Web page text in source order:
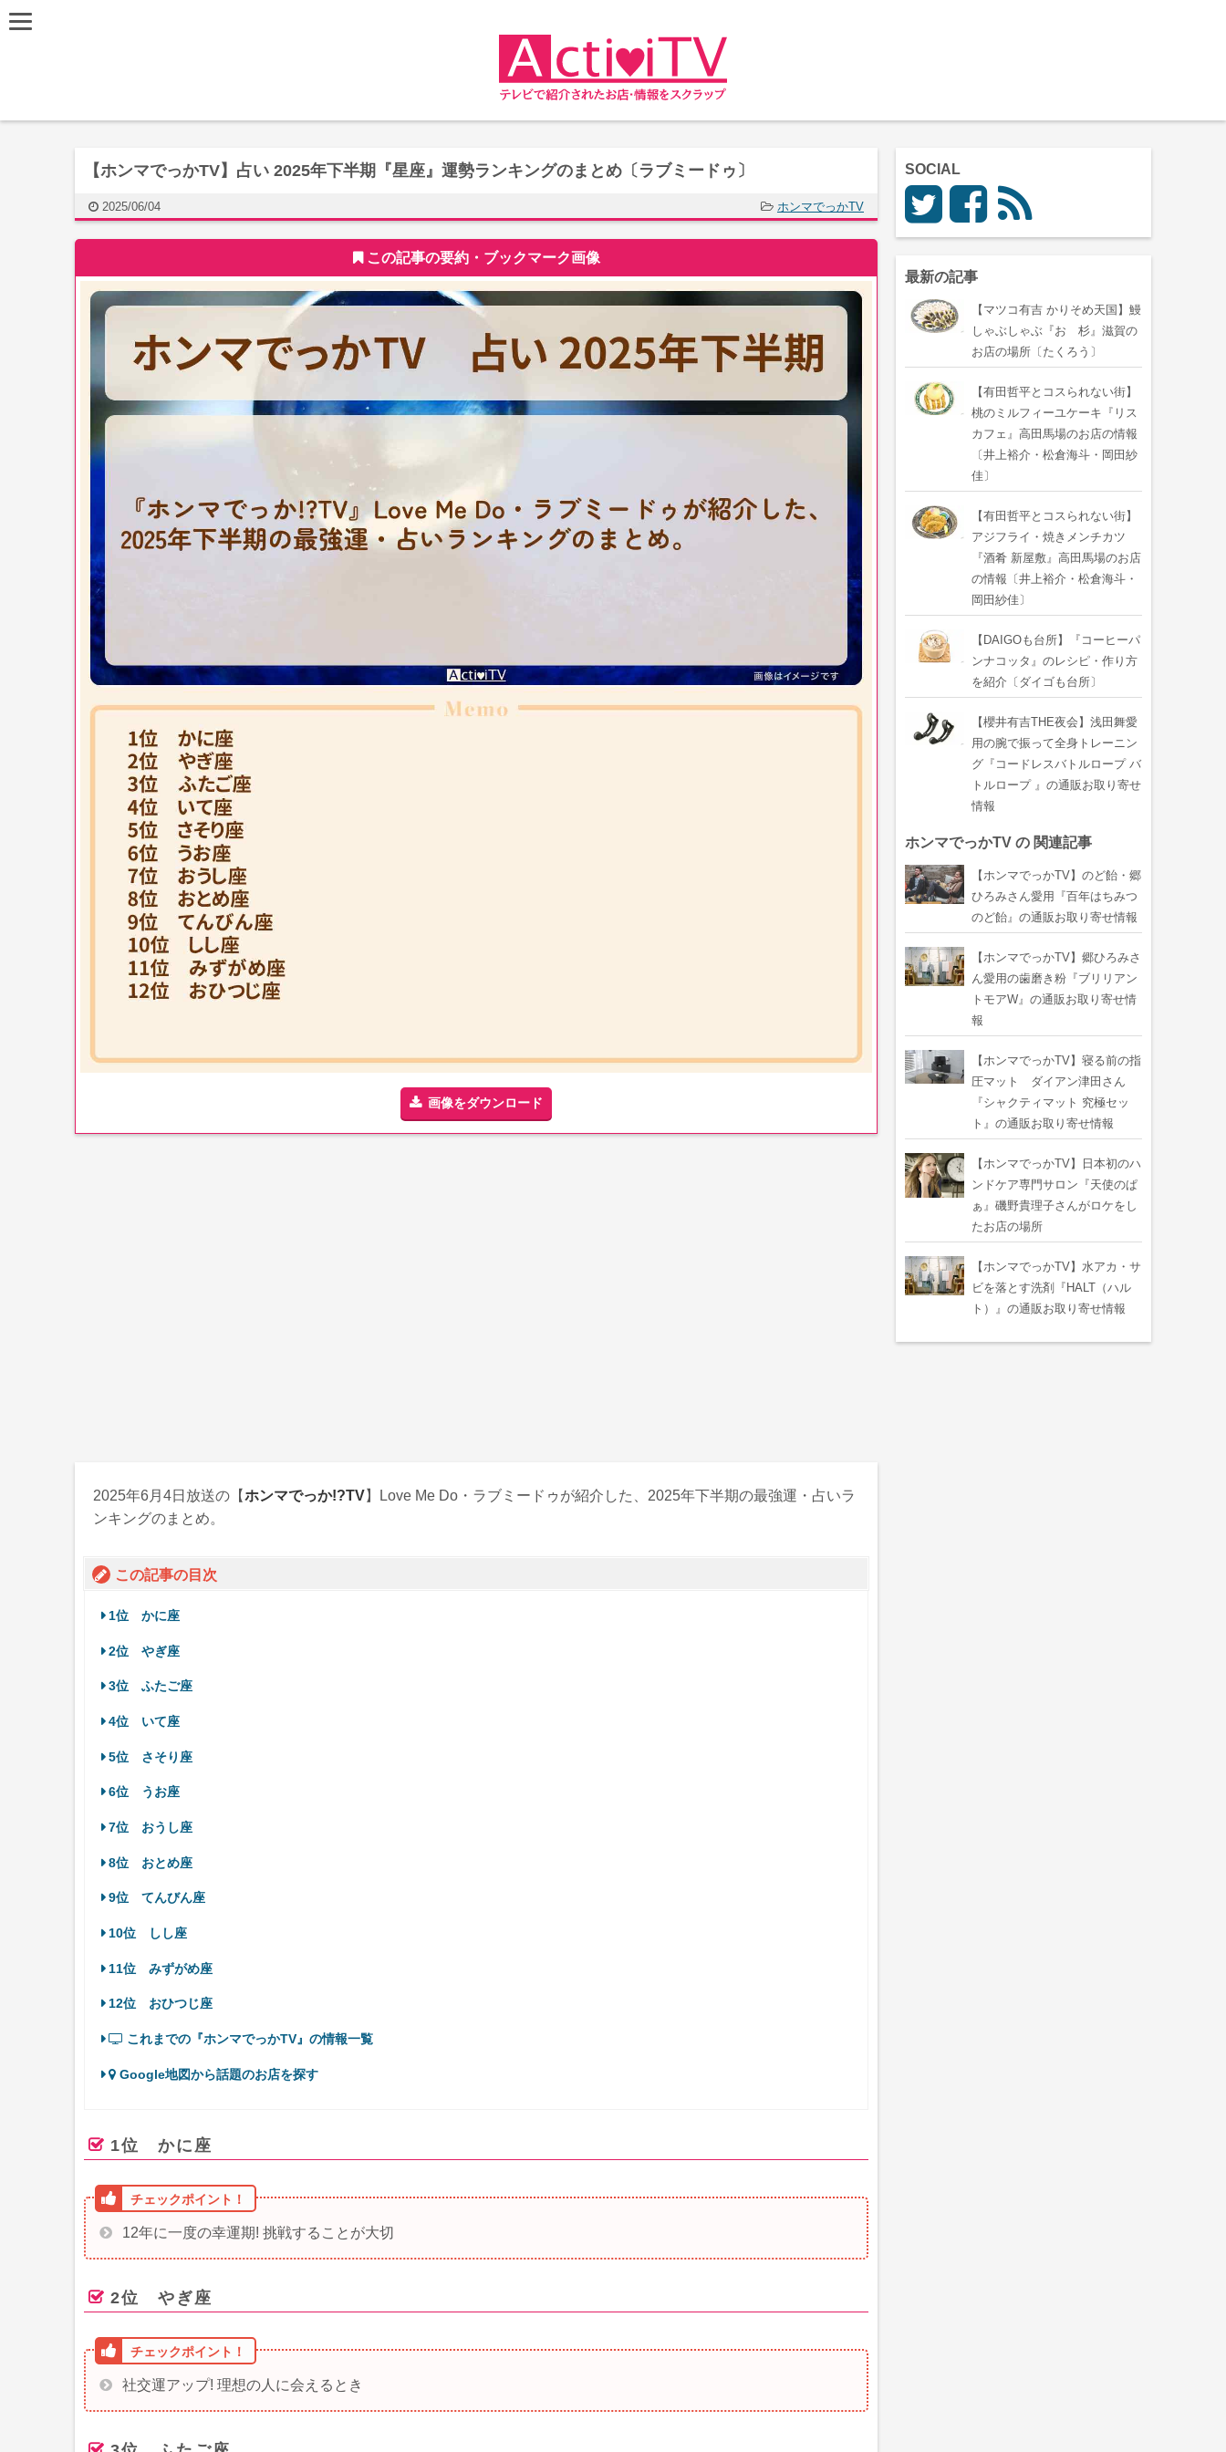
【ホンマでっかTV】占い 2025年下半期『星座』運勢ランキングのまとめ〔ラブミードゥ〕
2025/06/04 ホンマでっかTV
この記事の要約・ブックマーク画像
画像をダウンロード
2025年6月4日 放送の【ホンマでっか!?TV】Love Me Do・ラブミードゥが紹介した、2025年下半期の最強運・占いラ
ンキングのまとめ。
この記事の目次
1位 かに座
2位 やぎ座
3位 ふたご座
4位 いて座
5位 さそり座
6位 うお座
7位 おうし座
8位 おとめ座
9位 てんびん座
10位 しし座
11位 みずがめ座
12位 おひつじ座
これまでの『ホンマでっかTV』の情報一覧
Google地図から話題のお店を探す
1位 かに座
12年に一度の幸運期! 挑戦することが大切
2位 やぎ座
社交運アップ! 理想の人に会えるとき
SOCIAL
最新の記事
【マツコ有吉 かりそめ天国】鰻
しゃぶしゃぶ『おゝ杉』滋賀の
お店の場所〔たくろう〕
【有田哲平とコスられない街】
桃のミルフィーユケーキ『リス
カフェ』高田馬場のお店の情報
〔井上裕介・松倉海斗・岡田紗
佳〕
【有田哲平とコスられない街】
アジフライ・焼きメンチカツ
『酒肴 新屋敷』高田馬場のお店
の情報〔井上裕介・松倉海斗・
岡田紗佳〕
【DAIGOも台所】『コーヒーパ
ンナコッタ』のレシピ・作り方
を紹介〔ダイゴも台所〕
【櫻井有吉THE夜会】浅田舞愛
用の腕で振って全身トレーニン
グ『コードレスバトルロープ バ
トルロープ 』の通販お取り寄せ
情報
ホンマでっかTV の 関連記事
【ホンマでっかTV】のど飴・郷
ひろみさん愛用『百年はちみつ
のど飴』の通販お取り寄せ情報
【ホンマでっかTV】郷ひろみさ
ん愛用の歯磨き粉『ブリリアン
トモアW』の通販お取り寄せ情
報
【ホンマでっかTV】寝る前の指
圧マット ダイアン津田さん
『シャクティマット 究極セッ
ト』の通販お取り寄せ情報
【ホンマでっかTV】日本初のハ
ンドケア専門サロン『天使のぱ
ぁ』磯野貴理子さんがロケをし
たお店の場所
【ホンマでっかTV】水アカ・サ
ビを落とす洗剤『HALT（ハル
ト）』の通販お取り寄せ情報